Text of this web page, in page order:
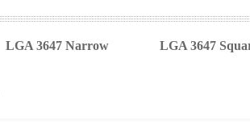
LGA 3647 Narrow LGA 3647